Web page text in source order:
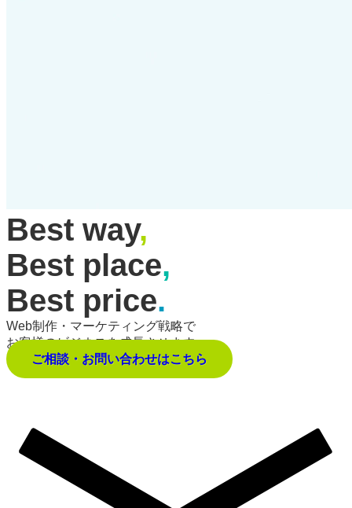
Best way,
Best place,
Best price.
Web制作・マーケティング戦略で
お客様のビジネスを成長させます。
ご相談・お問い合わせはこちら